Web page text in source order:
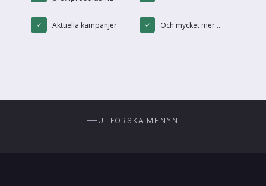
Aktuella kampanjer Och mycket mer ...
UTFORSKA MENYN